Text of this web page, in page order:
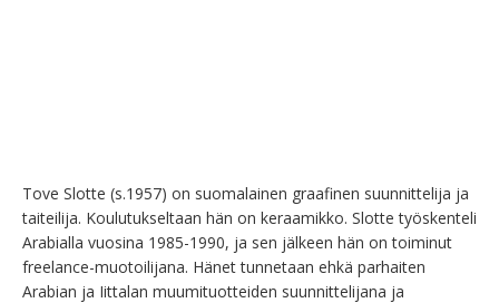
Tove Slotte (s.1957) on suomalainen graafinen suunnittelija ja
taiteilija. Koulutukseltaan hän on keraamikko. Slotte työskenteli
Arabialla vuosina 1985-1990, ja sen jälkeen hän on toiminut
freelance-muotoilijana. Hänet tunnetaan ehkä parhaiten
Arabian ja Iittalan muumituotteiden suunnittelijana ja